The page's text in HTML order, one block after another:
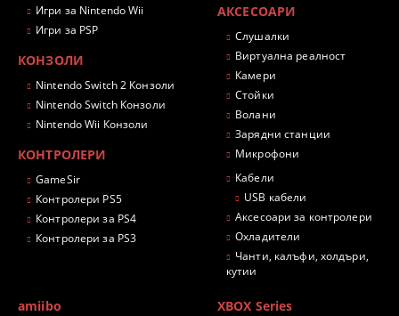
Игри за Nintendo Wii
Игри за PSP
КОНЗОЛИ
Nintendo Switch 2 Конзоли
Nintendo Switch Конзоли
Nintendo Wii Конзоли
КОНТРОЛЕРИ
GameSir
Контролери PS5
Контролери за PS4
Контролери за PS3
АКСЕСОАРИ
Слушалки
Виртуална реалност
Камери
Стойки
Волани
Зарядни станции
Микрофони
Кабели
USB кабели
Аксесоари за контролери
Охладители
Чанти, калъфи, холдъри,
кутии
amiibo
XBOX Series